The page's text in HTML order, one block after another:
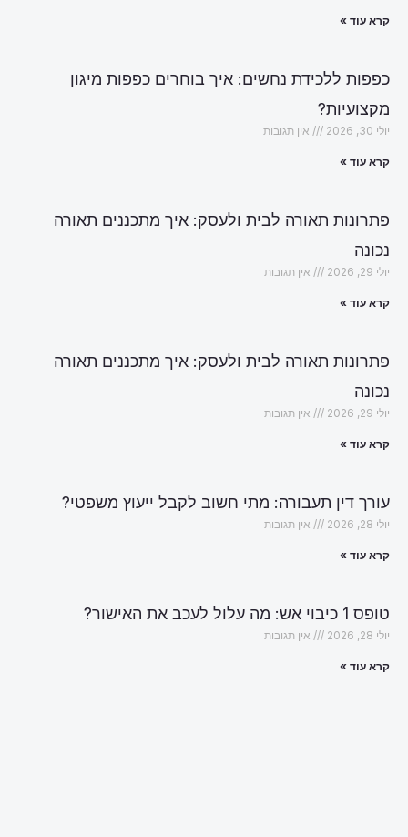
קרא עוד »
כפפות ללכידת נחשים: איך בוחרים כפפות מיגון
מקצועיות?
יולי 30, 2026 אין תגובות
קרא עוד »
פתרונות תאורה לבית ולעסק: איך מתכננים תאורה
נכונה
יולי 29, 2026 אין תגובות
קרא עוד »
פתרונות תאורה לבית ולעסק: איך מתכננים תאורה
נכונה
יולי 29, 2026 אין תגובות
קרא עוד »
עורך דין תעבורה: מתי חשוב לקבל ייעוץ משפטי?
יולי 28, 2026 אין תגובות
קרא עוד »
טופס 1 כיבוי אש: מה עלול לעכב את האישור?
יולי 28, 2026 אין תגובות
קרא עוד »